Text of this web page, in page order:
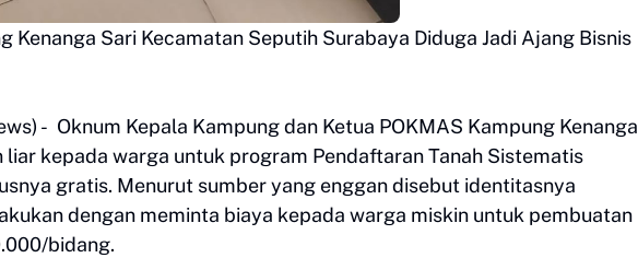
Kenanga Sari Kecamatan Seputih Surabaya Diduga Jadi Ajang Bisnis
- Oknum Kepala Kampung dan Ketua POKMAS Kampung Kenanga
kepada warga untuk program Pendaftaran Tanah Sistematis
gratis. Menurut sumber yang enggan disebut identitasnya
dengan meminta biaya kepada warga miskin untuk pembuatan
bidang.